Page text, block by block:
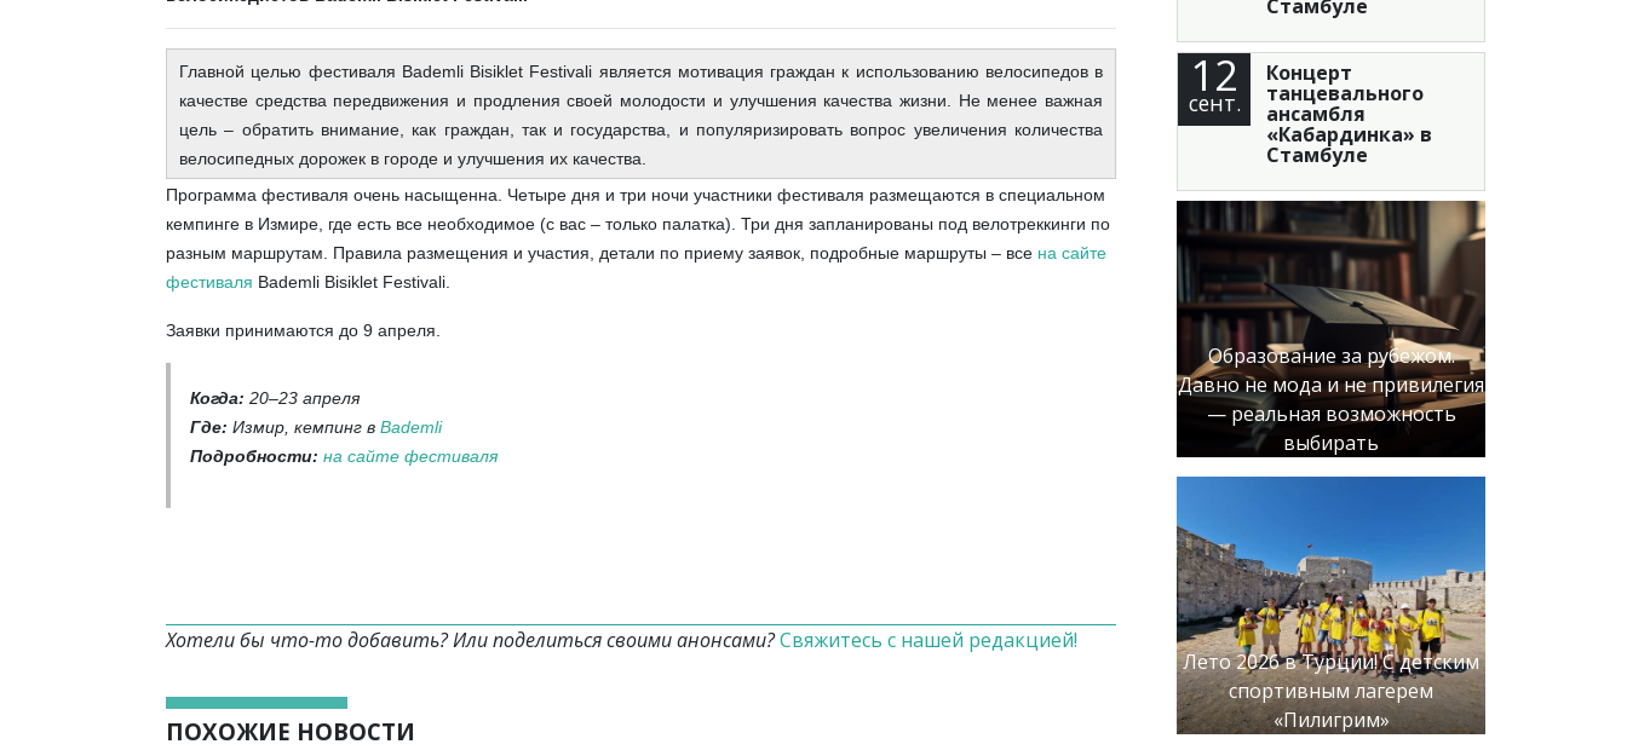
Главной целью фестиваля Bademli Bisiklet Festivali является мотивация граждан к использованию велосипедов в
качестве средства передвижения и продления своей молодости и улучшения качества жизни. Не менее важная
цель – обратить внимание, как граждан, так и государства, и популяризировать вопрос увеличения количества
велосипедных дорожек в городе и улучшения их качества.
Программа фестиваля очень насыщенна. Четыре дня и три ночи участники фестиваля размещаются в специальном
кемпинге в Измире, где есть все необходимое (с вас – только палатка). Три дня запланированы под велотреккинги по
разным маршрутам. Правила размещения и участия, детали по приему заявок, подробные маршруты – все на сайте
фестиваля Bademli Bisiklet Festivali.
Заявки принимаются до 9 апреля.
Когда: 20–23 апреля
Где: Измир, кемпинг в Bademli
Подробности: на сайте фестиваля
Хотели бы что-то добавить? Или поделиться своими анонсами?Свяжитесь с нашей редакцией!
ПОХОЖИЕ НОВОСТИ
Стамбуле
12
сент.
Концерт
танцевального
ансамбля
«Кабардинка» в
Стамбуле
Образование за рубежом.
Давно не мода и не привилегия
— реальная возможность
выбирать
Лето 2026 в Турции! С детским
спортивным лагерем
«Пилигрим»